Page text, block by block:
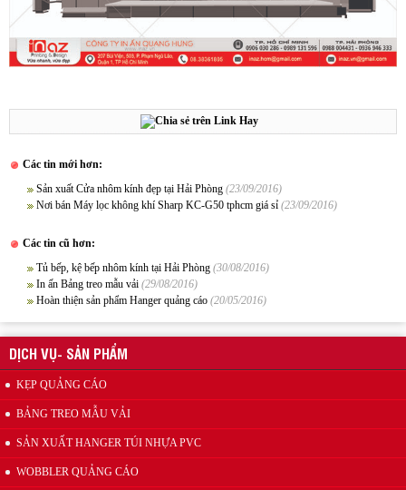
Các tin mới hơn:
Sản xuất Cửa nhôm kính đẹp tại Hải Phòng (23/09/2016)
Nơi bán Máy lọc không khí Sharp KC-G50 tphcm giá sỉ (23/09/2016)
Các tin cũ hơn:
Tủ bếp, kệ bếp nhôm kính tại Hải Phòng (30/08/2016)
In ấn Bảng treo mẫu vải (29/08/2016)
Hoàn thiện sản phẩm Hanger quảng cáo (20/05/2016)
DỊCH VỤ- SẢN PHẨM
KẸP QUẢNG CÁO
BẢNG TREO MẪU VẢI
SẢN XUẤT HANGER TÚI NHỰA PVC
WOBBLER QUẢNG CÁO
Hanger quảng cáo treo trần nhà
Xưởng sản xuất hanger túi nhựa pvc quảng cáo sản phẩm